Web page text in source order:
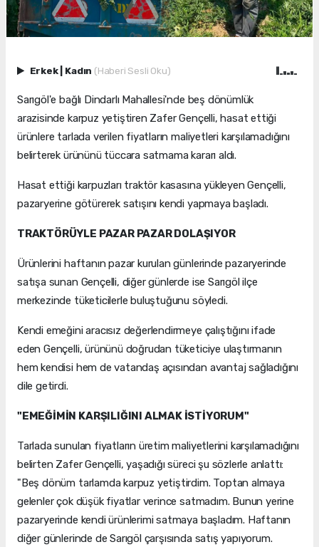
Erkek Kadın (Haberi Sesli Oku)
Sarıgöl'e bağlı Dindarlı Mahallesi'nde beş dönümlük
arazisinde karpuz yetiştiren Zafer Gençelli, hasat ettiği
ürünlere tarlada verilen fiyatların maliyetleri karşılamadığını
belirterek ürününü tüccara satmama kararı aldı.
Hasat ettiği karpuzları traktör kasasına yükleyen Gençelli,
pazaryerine götürerek satışını kendi yapmaya başladı.
TRAKTÖRÜYLE PAZAR PAZAR DOLAŞIYOR
Ürünlerini haftanın pazar kurulan günlerinde pazaryerinde
satışa sunan Gençelli, diğer günlerde ise Sarıgöl ilçe
merkezinde tüketicilerle buluştuğunu söyledi.
Kendi emeğini aracısız değerlendirmeye çalıştığını ifade
eden Gençelli, ürününü doğrudan tüketiciye ulaştırmanın
hem kendisi hem de vatandaş açısından avantaj sağladığını
dile getirdi.
"EMEĞİMİN KARŞILIĞINI ALMAK İSTİYORUM"
Tarlada sunulan fiyatların üretim maliyetlerini karşılamadığını
belirten Zafer Gençelli, yaşadığı süreci şu sözlerle anlattı:
"Beş dönüm tarlamda karpuz yetiştirdim. Toptan almaya
gelenler çok düşük fiyatlar verince satmadım. Bunun yerine
pazaryerinde kendi ürünlerimi satmaya başladım. Haftanın
diğer günlerinde de Sarıgöl çarşısında satış yapıyorum.